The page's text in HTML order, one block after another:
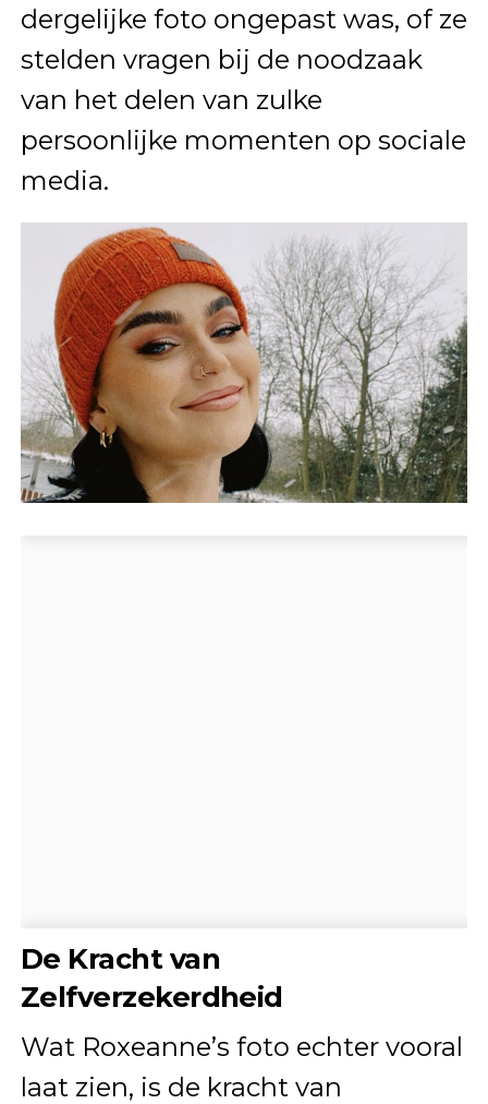
dergelijke foto ongepast was, of ze
stelden vragen bij de noodzaak
van het delen van zulke
persoonlijke momenten op sociale
media.
De Kracht van
Zelfverzekerdheid
Wat Roxeanne’s foto echter vooral
laat zien, is de kracht van